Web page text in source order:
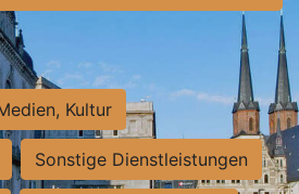
Kultur
Sonstige Dienstleistungen